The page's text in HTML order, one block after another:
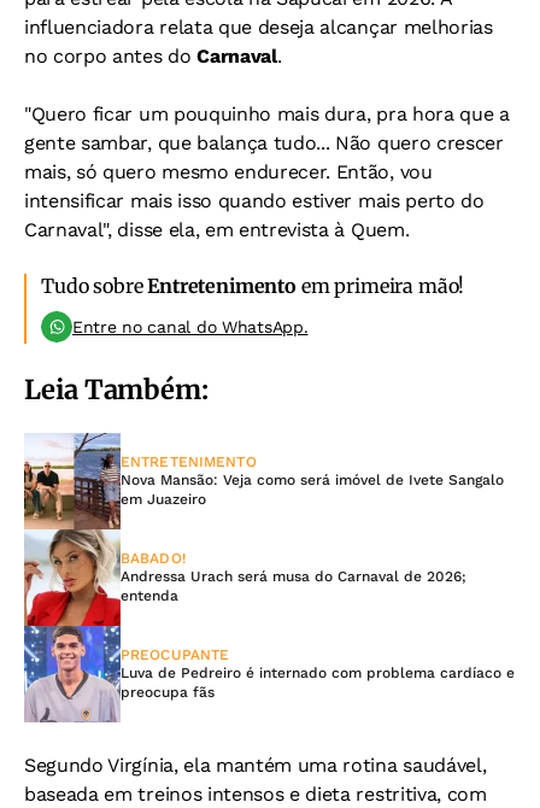
influenciadora relata que deseja alcançar melhorias
no corpo antes doCarnaval.
"Quero ficar um pouquinho mais dura, pra hora que a
gente sambar, que balança tudo... Não quero crescer
mais, só quero mesmo endurecer. Então, vou
intensificar mais isso quando estiver mais perto do
Carnaval", disse ela, em entrevista à Quem.
Tudo sobreEntretenimento em primeira mão!
Entre no canal do WhatsApp.
Leia Também:
ENTRETENIMENTO
Nova Mansão: Veja como será imóvel de Ivete Sangalo
em Juazeiro
BABADO!
Andressa Urach será musa do Carnaval de 2026;
entenda
PREOCUPANTE
Luva de Pedreiro é internado com problema cardíaco e
preocupa fãs
Segundo Virgínia, ela mantém uma rotina saudável,
baseada em treinos intensos e dieta restritiva, com